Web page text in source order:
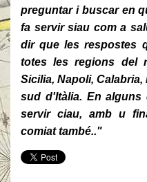
preguntar i buscar en
fa servir siau com a
dir que les respostes
totes les regions del
Sicilia, Napoli,
sud d'Itàlia. En
servir ciau, amb u
comiat també.."